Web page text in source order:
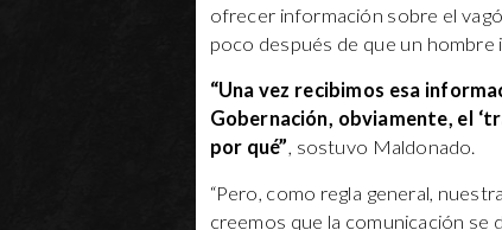
ofrecer información sobre el
poco después de que un
“Una vez recibimos esa
Gobernación, obviamente, el
por qué”, sostuvo Maldonado.
“Pero, como regla general,
creemos que la comunicación se